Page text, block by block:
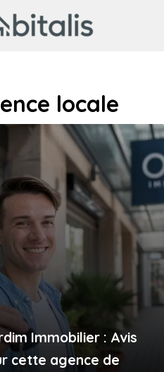
locale
Immobilier : Avis
cette agence de